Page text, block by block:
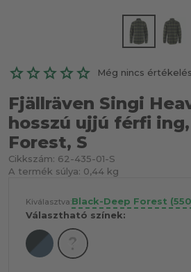
Még nincs értékelés
Fjällräven Singi
hosszú ujjú férfi
Forest, S
Cikkszám: 62-435-01-S
A termék súlya: 0,44 kg
Választható színek:
Kiválasztva:Black-Deep Forest